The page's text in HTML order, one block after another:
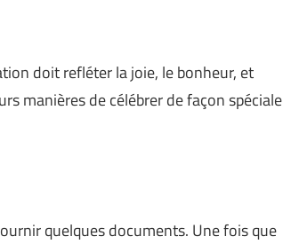
doit refléter la joie, le bonheur, et
manières de célébrer de façon spéciale
quelques documents. Une fois que